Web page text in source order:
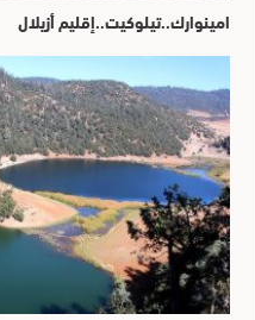
امينوارك..تيلوكيت..إقليم أزيلال